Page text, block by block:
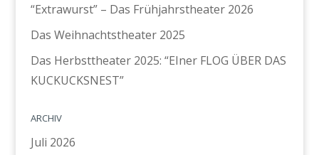
“Extrawurst” – Das Frühjahrstheater 2026
Das Weihnachtstheater 2025
Das Herbsttheater 2025: “EIner FLOG ÜBER DAS
KUCKUCKSNEST”
ARCHIV
Juli 2026